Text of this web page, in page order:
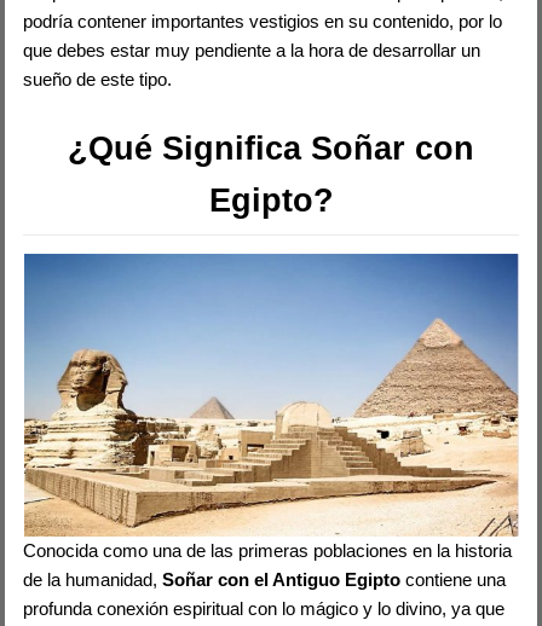
podría contener importantes vestigios en su contenido, por lo
que debes estar muy pendiente a la hora de desarrollar un
sueño de este tipo.
¿Qué Significa Soñar con
Egipto?
Conocida como una de las primeras poblaciones en la historia
de la humanidad,Soñar con el Antiguo Egipto contiene una
profunda conexión espiritual con lo mágico y lo divino, ya que